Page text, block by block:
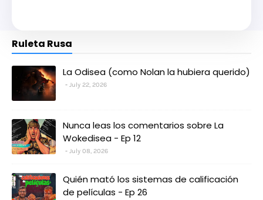
Ruleta Rusa
La Odisea (como Nolan la hubiera querido)
July 22, 2026
Nunca leas los comentarios sobre La
Wokedisea - Ep 12
July 08, 2026
Quién mató los sistemas de calificación
de películas - Ep 26